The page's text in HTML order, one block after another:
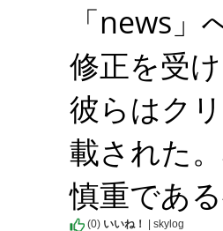
「news
修正を受
彼らはク
載された
慎重であ
(0) いいね！ | skylog